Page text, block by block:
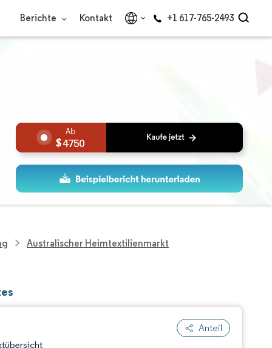
Berichte Kontakt +1 617-765-2493
4750
Australischer Heimtextilienmarkt
Anteil